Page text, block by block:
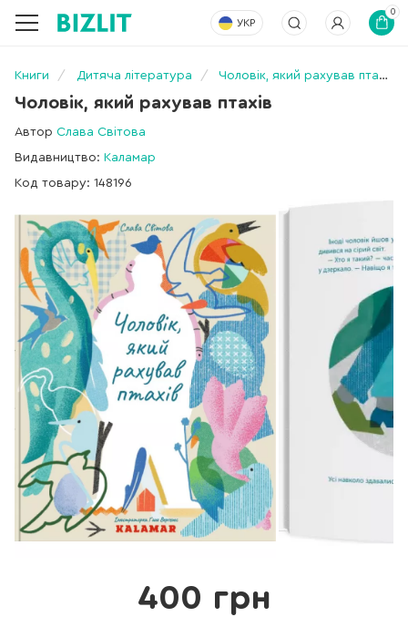
УКР
0
Книги Дитяча література Чоловік, який рахував птахів
Чоловік, який рахував птахів
Автор Слава Свiтова
Видавництво: Каламар
Код товару: 148196
400 грн